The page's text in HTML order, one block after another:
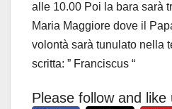
alle 10.00 Poi la bara sarà
Maria Maggiore dove il
volontà sarà tunulato nella
scritta: ” Franciscus “
Please follow and like